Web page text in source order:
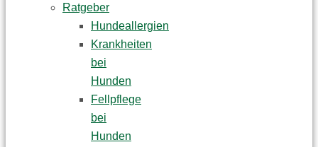
Ratgeber
Hundeallergien
Krankheiten
bei
Hunden
Fellpflege
bei
Hunden